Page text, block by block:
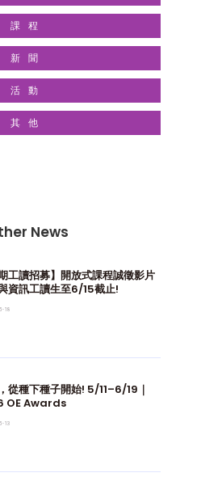
課程
新聞
活動
其他
News
期工讀招募】開放式課程誠徵影片
資訊工讀生至6/15截止!
18
從種下種子開始! 5/11–6/19｜
OE Awards
13